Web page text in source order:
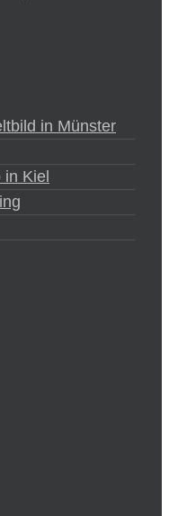
in Münster
in Kiel